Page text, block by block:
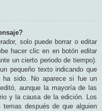
solo puede borrar o editar
hacer clic en en botón editar
un cierto periodo de tiempo).
pequeño texto indicando que
sido. No aparece si fue un
aunque la mayoría de las
y la causa de la edición. Los
temas después de que alguien